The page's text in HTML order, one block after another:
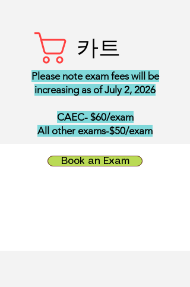
카트
Please note exam fees will be
increasing as of July 2, 2026
CAEC- $60/exam
All other exams-$50/exam
Book an Exam